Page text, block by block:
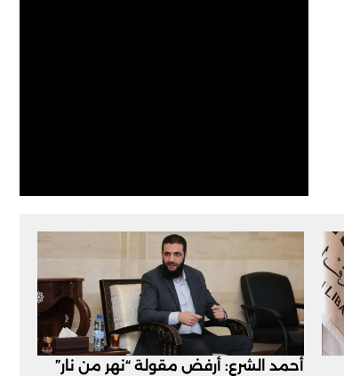
أحمد الشرع: أرفض مقولة “نهر من نار”